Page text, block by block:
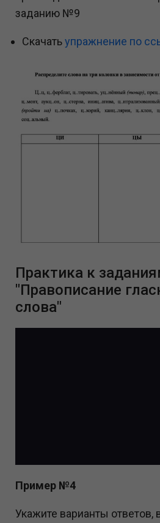
заданию №9
Скачатьупражнение по
Практика к
"Правописание
слова"
Пример №4
Укажите варианты ответов,